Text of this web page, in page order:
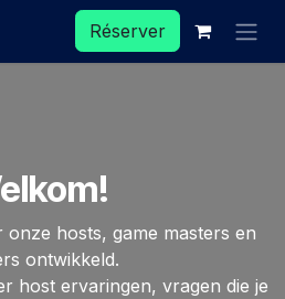
Réserver
hosts, game masters en
ontwikkeld.
host ervaringen, vragen die je